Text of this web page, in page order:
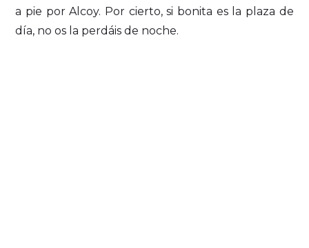
a pie por Alcoy. Por cierto, si bonita es la plaza de
día, no os la perdáis de noche.